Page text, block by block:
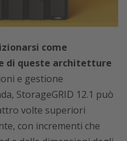
come
queste architetture
e gestione
StorageGRID 12.1 può
volte superiori
con incrementi che